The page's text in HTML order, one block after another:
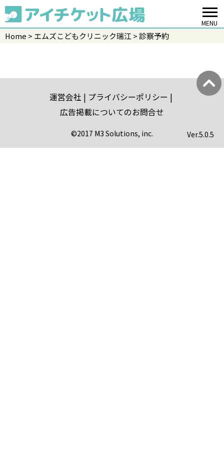
MENU
Home エムズこどもクリニック瑞江 診察予約
運営会社
プライバシーポリシー
広告掲載についてのお問合せ
©2017 M3 Solutions, inc. Ver.5.0.5